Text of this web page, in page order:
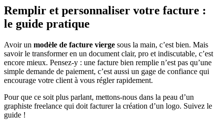
Remplir et personnaliser votre facture :
le guide pratique
Avoir un modèle de facture vierge sous la main, c’est bien. Mais
savoir le transformer en un document clair, pro et indiscutable, c’est
encore mieux. Pensez-y : une facture bien remplie n’est pas qu’une
simple demande de paiement, c’est aussi un gage de confiance qui
encourage votre client à vous régler rapidement.
Pour que ce soit plus parlant, mettons-nous dans la peau d’un
graphiste freelance qui doit facturer la création d’un logo. Suivez le
guide !